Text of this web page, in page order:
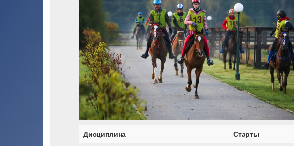
Дисциплина Старты